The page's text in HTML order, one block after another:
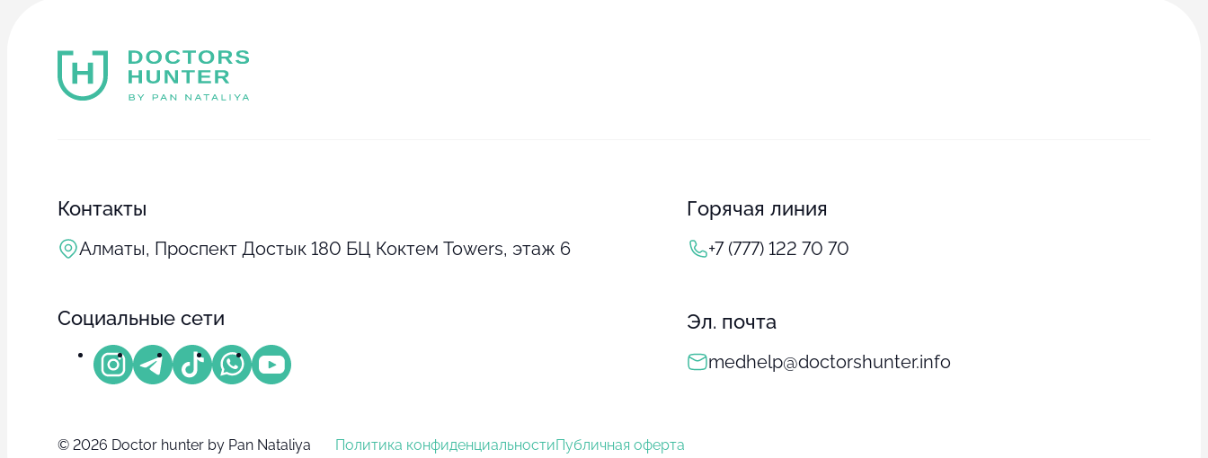
Контакты
Алматы, Проспект Достык 180 БЦ Коктем Towers, этаж 6
Социальные сети
Горячая линия
+7 (777) 122 70 70
Эл. почта
medhelp@doctorshunter.info
© 2026 Doctor hunter by Pan Nataliya Политика конфиденциальностиПубличная оферта